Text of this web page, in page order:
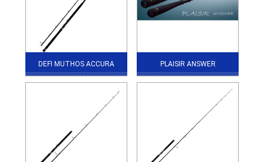
DEFI MUTHOS ACCURA PLAISIR ANSWER